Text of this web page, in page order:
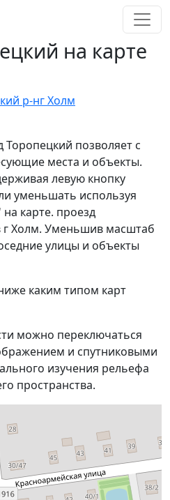
на карте
р-нг Холм
позволяет с
места и объекты.
левую кнопку
уменьшать используя
карте. проезд
г Холм. Уменьшив масштаб
улицы и объекты
каким типом карт
можно переключаться
и спутниковыми
изучения рельефа
пространства.